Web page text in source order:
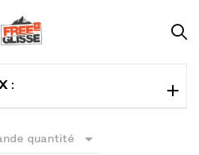
:
quantité 